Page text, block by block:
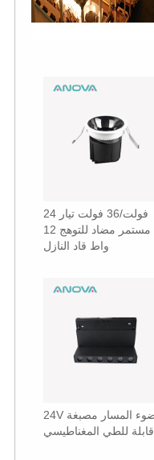
24 فولت/36 فولت تيار
مستمر مضاد للتوهج 12
واط قاد النازل
24V ضوء المسار مصبغة
قابلة للطي المغناطيسي